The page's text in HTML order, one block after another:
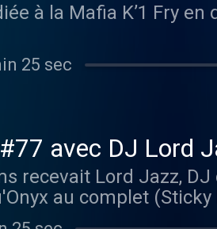
à la Mafia K’1 Fry en
25 sec
avec DJ Lord
recevait Lord Jazz,
au complet
Au programme,